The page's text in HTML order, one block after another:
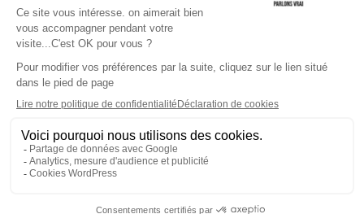
L'application Iphone / Android
Téléchargez l'application
Les cookies
Gestion des cookies
Crédit photos : ©Sud Radio / Pierre Olivier